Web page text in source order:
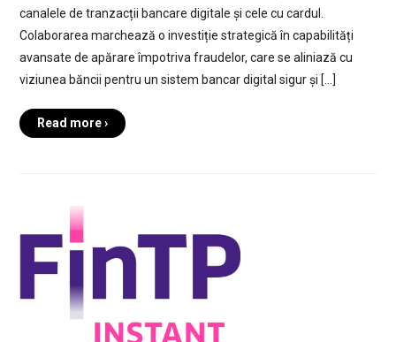
canalele de tranzacții bancare digitale și cele cu cardul.
Colaborarea marchează o investiție strategică în capabilități
avansate de apărare împotriva fraudelor, care se aliniază cu
viziunea băncii pentru un sistem bancar digital sigur și […]
Read more ›